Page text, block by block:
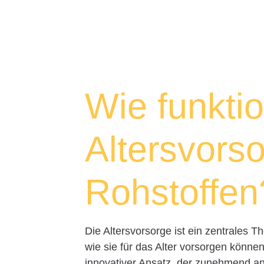
Wie
Die Altersvorsorge ist ein zentrales
wie sie für das Alter vorsorgen